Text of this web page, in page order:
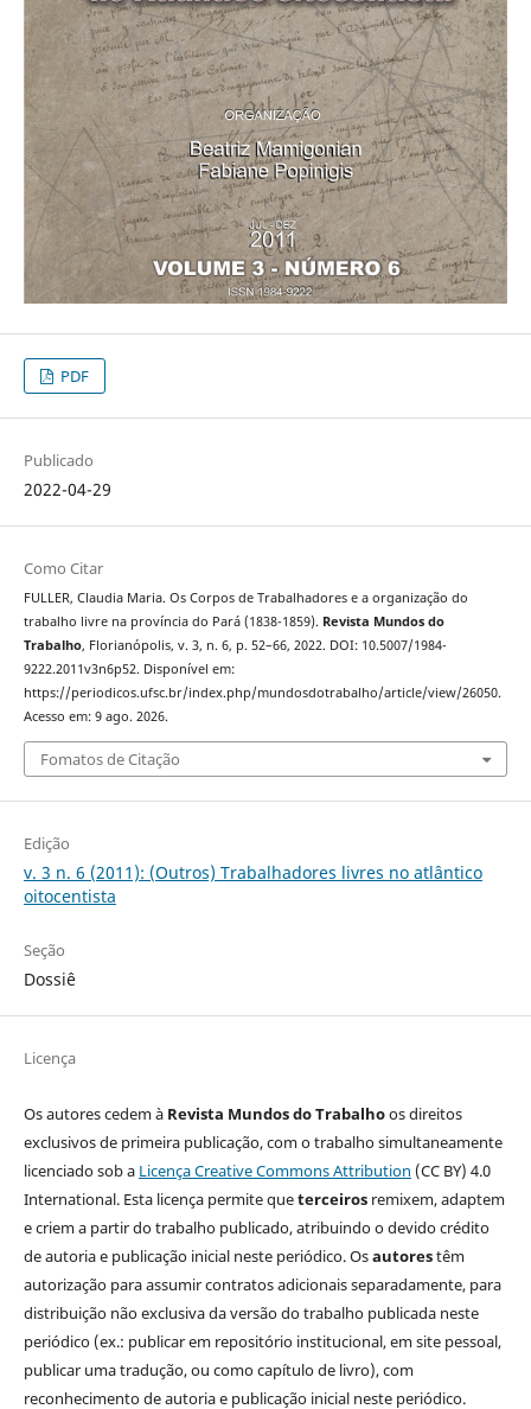
PDF
Publicado
2022-04-29
Como Citar
FULLER, Claudia Maria. Os Corpos de Trabalhadores e a organização do
trabalho livre na província do Pará (1838-1859). Revista Mundos do
Trabalho, Florianópolis, v. 3, n. 6, p. 52–66, 2022. DOI: 10.5007/1984-
9222.2011v3n6p52. Disponível em:
https://periodicos.ufsc.br/index.php/mundosdotrabalho/article/view/26050.
Acesso em: 9 ago. 2026.
Fomatos de Citação
Edição
v. 3 n. 6 (2011): (Outros) Trabalhadores livres no atlântico
oitocentista
Seção
Dossiê
Licença
Os autores cedem à Revista Mundos do Trabalhoos direitos
exclusivos de primeira publicação, com o trabalho simultaneamente
licenciado sob a Licença Creative Commons Attribution (CC BY) 4.0
International. Esta licença permite queterceirosremixem, adaptem
e criem a partir do trabalho publicado, atribuindo o devido crédito
de autoria e publicação inicial neste periódico. Osautorestêm
autorização para assumir contratos adicionais separadamente, para
distribuição não exclusiva da versão do trabalho publicada neste
periódico (ex.: publicar em repositório institucional, em site pessoal,
publicar uma tradução, ou como capítulo de livro), com
reconhecimento de autoria e publicação inicial neste periódico.